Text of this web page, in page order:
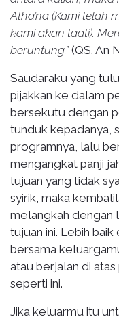
Atha’na (Kami telah
kami akan taati).
beruntung.”(QS. An
Saudaraku yang
pijakkan ke dalam
bersekutu dengan
tunduk kepadanya,
programnya, lalu
mengangkat panji
tujuan yang tidak
syirik, maka
melangkah dengan
tujuan ini. Lebih
bersama
atau berjalan di atas
seperti ini.
Jika keluarmu itu